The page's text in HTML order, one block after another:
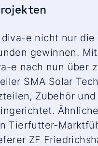
e nicht nur
gewinnen.
e nach nun über
SMA Solar
Zubehör
Tierfutter-
ZF